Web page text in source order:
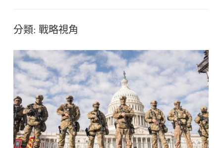
分類: 戰略視角